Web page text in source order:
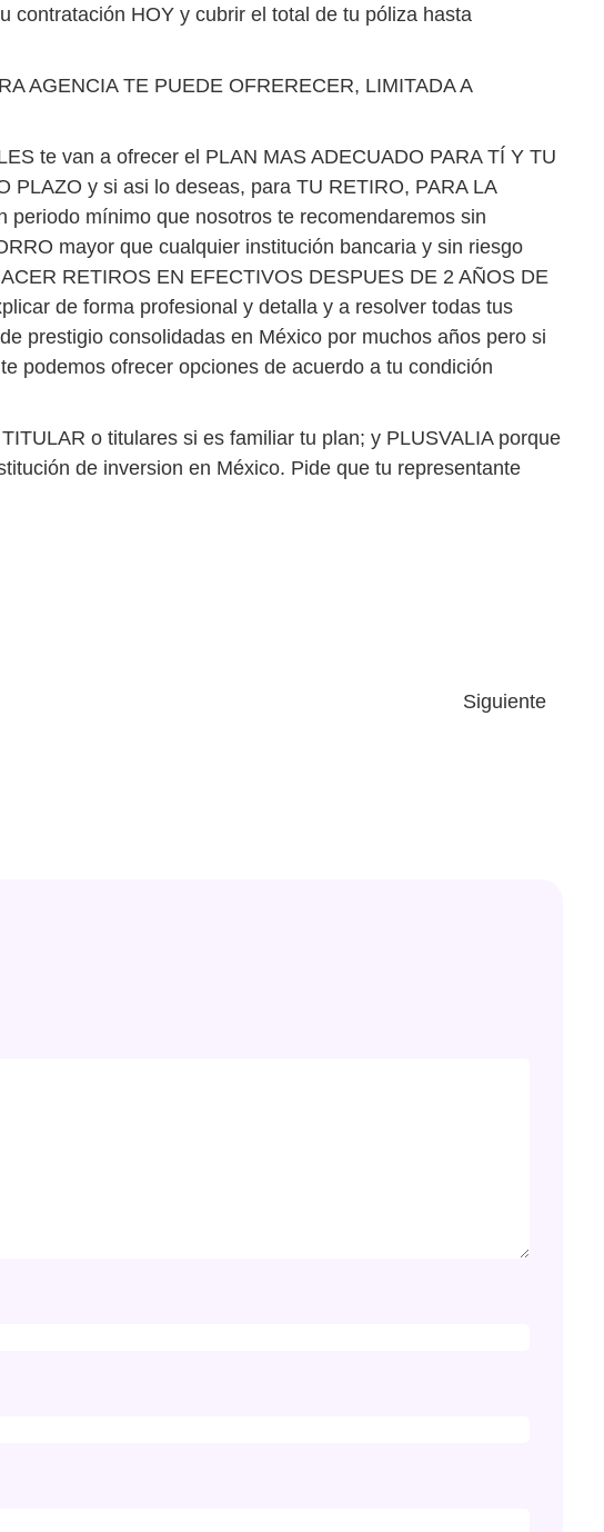
contratación HOY y cubrir el total de tu póliza hasta
AGENCIA TE PUEDE OFRERECER, LIMITADA A
te van a ofrecer el PLAN MAS ADECUADO PARA TÍ Y TU
PLAZO y si asi lo deseas, para TU RETIRO, PARA LA
periodo mínimo que nosotros te recomendaremos sin
mayor que cualquier institución bancaria y sin riesgo
RETIROS EN EFECTIVOS DESPUES DE 2 AÑOS DE
de forma profesional y detalla y a resolver todas tus
prestigio consolidadas en México por muchos años pero si
podemos ofrecer opciones de acuerdo a tu condición
o titulares si es familiar tu plan; y PLUSVALIA porque
de inversion en México. Pide que tu representante
Siguiente